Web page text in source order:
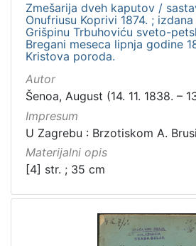
Zmešarija dveh kaputov /
Onufriusu Koprivi 1874. ;
Grišpinu Trbuhoviću sveto-
Bregani meseca lipnja godine
Kristova poroda.
Autor
Šenoa, August (14. 11. 1838. –
Impresum
U Zagrebu : Brzotiskom A.
Materijalni opis
[4] str. ; 35 cm